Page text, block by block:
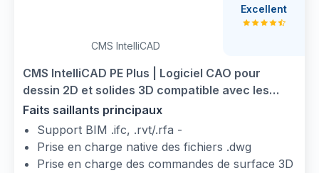
CMS IntelliCAD
CMS IntelliCAD PE Plus | Logiciel CAO pour
dessin 2D et solides 3D compatible avec les
fichiers .dwg | Licence perpétuelle | 1 Utilisateur
| Licence numérique pour installer sur une clé
USB.
Faits saillants principaux
Support BIM .ifc, .rvt/.rfa -
Prise en charge native des fichiers .dwg
Prise en charge des commandes de surface 3D
Excellent